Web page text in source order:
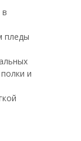
пледы
и